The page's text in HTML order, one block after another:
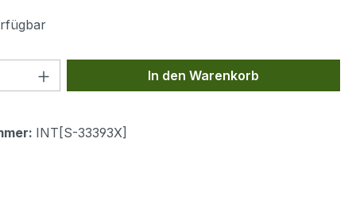
Anzahl: Gib den gewünschten Wert
In den Warenkorb
INT[S-33393X]